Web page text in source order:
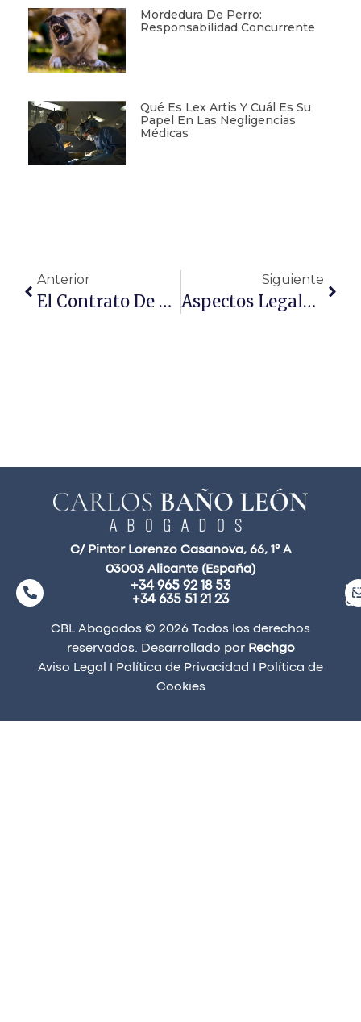
Mordedura De Perro:
Responsabilidad Concurrente
Qué Es Lex Artis Y Cuál Es Su
Papel En Las Negligencias
Médicas
Anterior
El Contrato De Arras: Aspectos Esenciales
Siguiente
Aspectos Legales En La Compra De Propiedades Rústicas En España
C/ Pintor Lorenzo Casanova, 66, 1° A
03003 Alicante (España)
+34 965 92 18 53
+34 635 51 21 23
CBL Abogados © 2026 Todos los derechos
reservados. Desarrollado por Rechgo
Aviso Legal
Política de Privacidad
Política de
Cookies